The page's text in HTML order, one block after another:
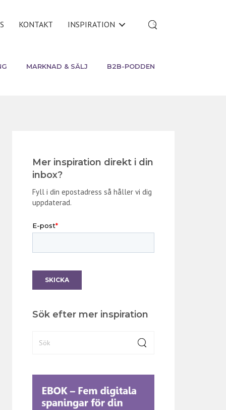
KONTAKT INSPIRATION
MARKNAD & SÄLJ B2B-PODDEN
Mer inspiration direkt i din
inbox?
Fyll i din epostadress så håller vi dig
uppdaterad.
Sök efter mer inspiration